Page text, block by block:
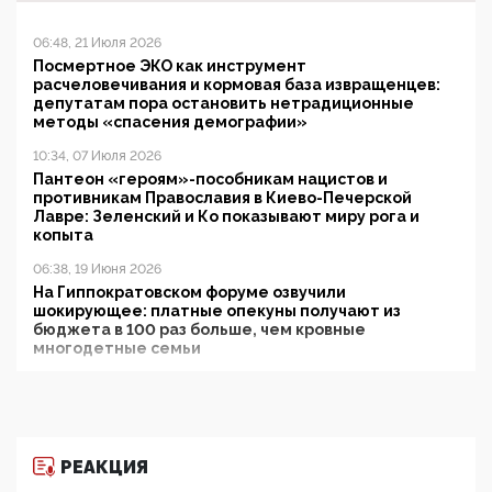
06:48, 21 Июля 2026
Посмертное ЭКО как инструмент
расчеловечивания и кормовая база извращенцев:
депутатам пора остановить нетрадиционные
методы «спасения демографии»
10:34, 07 Июля 2026
Пантеон «героям»-пособникам нацистов и
противникам Православия в Киево-Печерской
Лавре: Зеленский и Ко показывают миру рога и
копыта
06:38, 19 Июня 2026
На Гиппократовском форуме озвучили
шокирующее: платные опекуны получают из
бюджета в 100 раз больше, чем кровные
многодетные семьи
11:53, 09 Июня 2026
РЕАКЦИЯ